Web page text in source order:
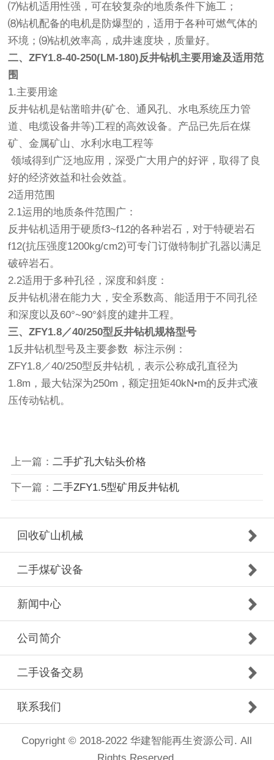
⑺钻机适用性强，可在较复杂的地质条件下施工；
⑻钻机配备的电机是防爆型的，适用于各种可燃气体的
环境；⑼钻机效率高，成井速度块，质量好。
二、ZFY1.8-40-250(LM-180)反井钻机主要用途及适用范
围
1.主要用途
反井钻机是钻凿暗井(矿仓、通风孔、水电系统压力管
道、电缆设备井等)工程的高效设备。产品已先后在煤
矿、金属矿山、水利水电工程等
领域得到广泛地应用，深受广大用户的好评，取得了良
好的经济效益和社会效益。
2适用范围
2.1运用的地质条件范围广：
反井钻机适用于硬质f3~f12的各种岩石，对于特硬岩石
f12(抗压强度1200kg/cm2)可专门订做特制扩孔器以满足
破碎岩石。
2.2适用于多种孔径，深度和斜度：
反井钻机潜在能力大，安全系数高、能适用于不同孔径
和深度以及60°~90°斜度的建井工程。
三、ZFY1.8／40/250型反井钻机规格型号
1反井钻机型号及主要参数 标注示例：
ZFY1.8／40/250型反井钻机，表示公称成孔直径为
1.8m，最大钻深为250m，额定扭矩40kN•m的反井式液
压传动钻机。
上一篇： 二手扩孔大钻头价格
下一篇： 二手ZFY1.5型矿用反井钻机
回收矿山机械
二手煤矿设备
新闻中心
公司简介
二手设备交易
联系我们
Copyright © 2018-2022 华建智能再生资源公司. All